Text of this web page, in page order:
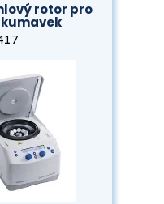
rotor pro